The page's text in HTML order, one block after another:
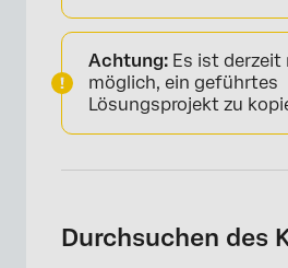
Achtung: Es ist derzeit
möglich, ein geführtes
Lösungsprojekt zu
Durchsuchen des